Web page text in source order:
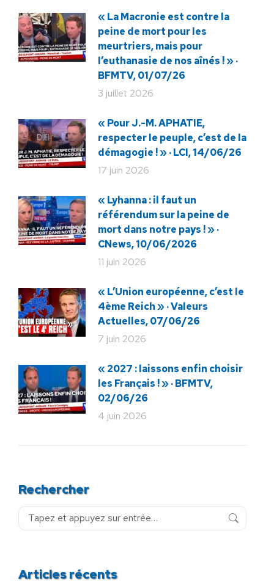
« La Macronie est contre la
peine de mort pour les
meurtriers, mais pour
l’euthanasie de nos aînés ! » ·
BFMTV, 01/07/26
3 juillet 2026
« Pour J.-M. APHATIE,
respecter le peuple, c’est de la
démagogie ! » · LCI, 14/06/26
17 juin 2026
« Lyhanna : il faut un
référendum sur la peine de
mort dans notre pays ! » ·
CNews, 10/06/2026
11 juin 2026
« L’Union européenne, c’est le
4ème Reich » · Valeurs
Actuelles, 07/06/26
7 juin 2026
« 2027 : laissons enfin choisir
les Français ! » · BFMTV,
02/06/26
4 juin 2026
Rechercher
Recherche
Articles récents